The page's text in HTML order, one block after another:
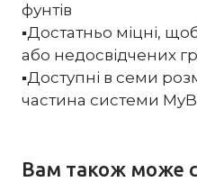
фунтів
▪️Достатньо міцні,
або недосвідчених
▪️Доступні в семи
частина системи
Вам також може